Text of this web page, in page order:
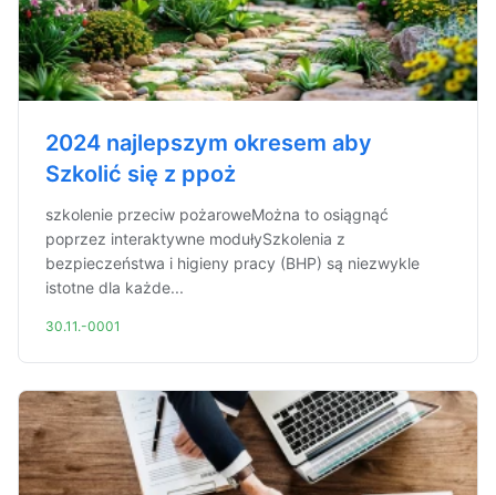
2024 najlepszym okresem aby
Szkolić się z ppoż
szkolenie przeciw pożaroweMożna to osiągnąć
poprzez interaktywne modułySzkolenia z
bezpieczeństwa i higieny pracy (BHP) są niezwykle
istotne dla każde...
30.11.-0001